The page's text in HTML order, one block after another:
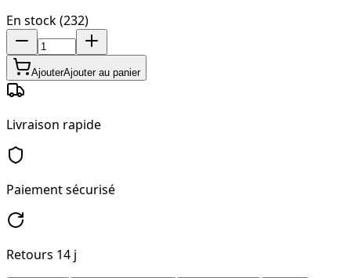
En stock (232)
AjouterAjouter au panier
Livraison rapide
Paiement sécurisé
Retours 14 j